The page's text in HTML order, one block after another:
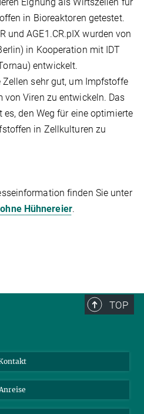
in Bioreaktoren getestet.
und AGE1.CR.pIX wurden von
in Kooperation mit IDT
entwickelt.
sehr gut, um Impfstoffe
von Viren zu entwickeln. Das
den Weg für eine optimierte
in Zellkulturen zu
finden Sie unter
Hühnereier.
TOP